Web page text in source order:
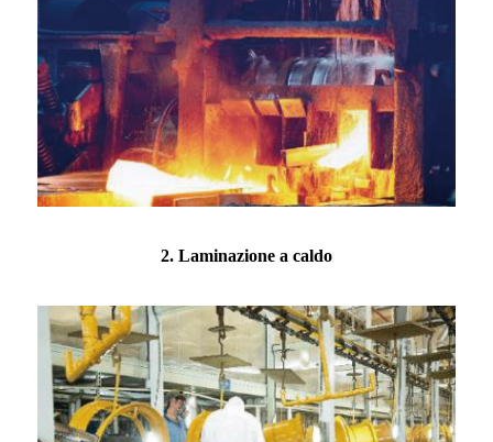
2. Laminazione a caldo